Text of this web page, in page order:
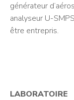
générateur
analyseur U-
être entrepris.
LABORATOIRE